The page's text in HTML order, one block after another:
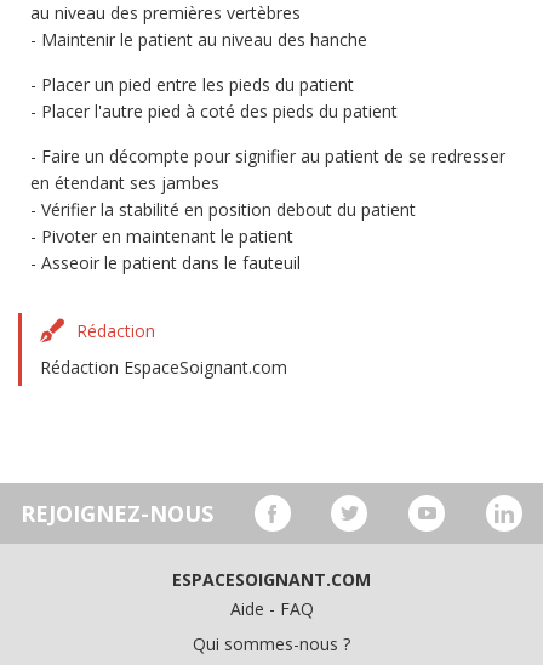
au niveau des premières vertèbres
Maintenir le patient au niveau des hanche
Placer un pied entre les pieds du patient
Placer l'autre pied à coté des pieds du patient
Faire un décompte pour signifier au patient de se redresser
en étendant ses jambes
Vérifier la stabilité en position debout du patient
Pivoter en maintenant le patient
Asseoir le patient dans le fauteuil
Rédaction
Rédaction EspaceSoignant.com
REJOIGNEZ-NOUS
ESPACESOIGNANT.COM
Aide - FAQ
Qui sommes-nous ?